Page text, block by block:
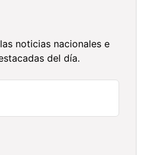
noticias nacionales e
del día.